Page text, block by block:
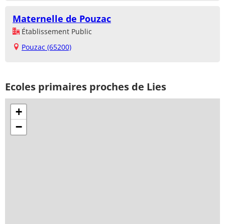
Maternelle de Pouzac
Établissement Public
Pouzac (65200)
Ecoles primaires proches de Lies
+
−